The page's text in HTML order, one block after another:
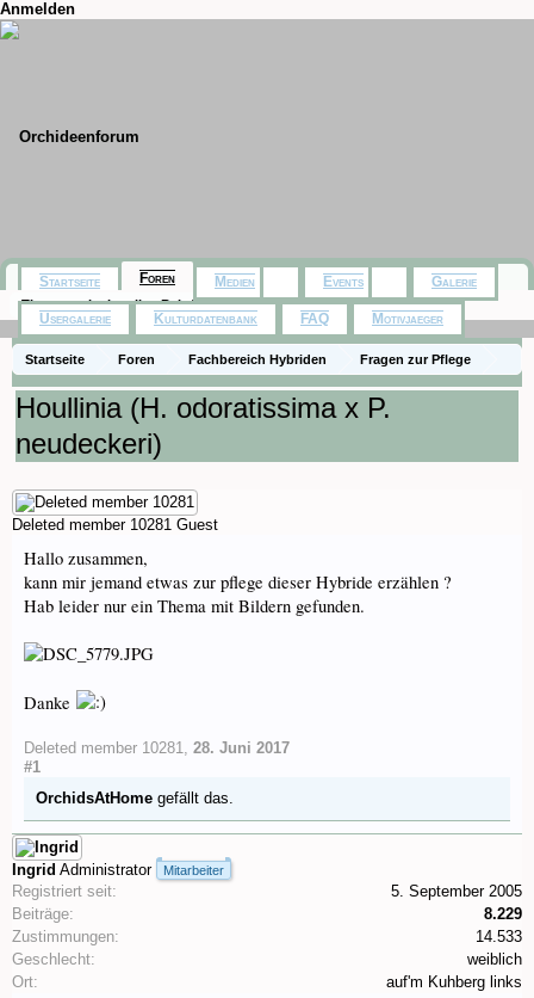
Anmelden
Startseite Foren Fachbereich Hybriden Fragen zur Pflege
Houllinia (H. odoratissima x P.
neudeckeri)
Deleted member 10281 Guest
Hallo zusammen,
kann mir jemand etwas zur pflege dieser Hybride erzählen ?
Hab leider nur ein Thema mit Bildern gefunden.
Danke
Deleted member 10281, 28. Juni 2017
#1
OrchidsAtHome gefällt das.
Ingrid Administrator Mitarbeiter
Registriert seit:
5. September 2005
Beiträge:
8.229
Zustimmungen:
14.533
Geschlecht:
weiblich
Ort:
auf'm Kuhberg links
Startseite Foren
Themen mit aktuellen Beiträgen
Medien Events Galerie
Usergalerie Kulturdatenbank FAQ Motivjaeger